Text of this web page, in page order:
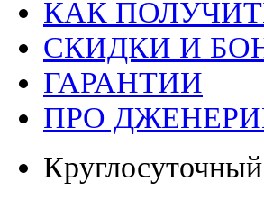
КАК
СКИДКИ И
ГАРАНТИИ
ПРО
Круглосуточный